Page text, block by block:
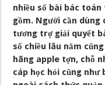
nhiều số bài bác
gồm. Người cần dùng
tương trợ giải quyết
số chiều lâu năm
hãng apple tợn, chỗ
cáp học hỏi cũng như